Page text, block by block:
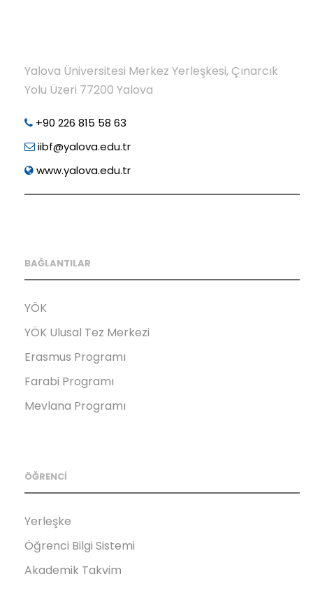
Yalova Üniversitesi Merkez Yerleşkesi, Çınarcık
Yolu Üzeri 77200 Yalova
+90 226 815 58 63
iibf@yalova.edu.tr
www.yalova.edu.tr
BAĞLANTILAR
YÖK
YÖK Ulusal Tez Merkezi
Erasmus Programı
Farabi Programı
Mevlana Programı
ÖĞRENCİ
Yerleşke
Öğrenci Bilgi Sistemi
Akademik Takvim